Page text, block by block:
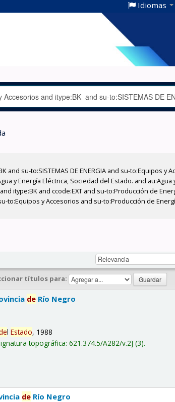
Idiomas
su-to:SISTEMAS DE ENERGIA and su-to:Equipos y
y Energía Eléctrica, Sociedad del Estado. and au:Agua
itype:BK and ccode:EXT and su-to:Producción de
to:Equipos y Accesorios and su-to:Producción de
títulos para:
de Río Negro
lEstado, 1988
topográfica:621.374.5/A282/v.2 (3).
de Río Negro